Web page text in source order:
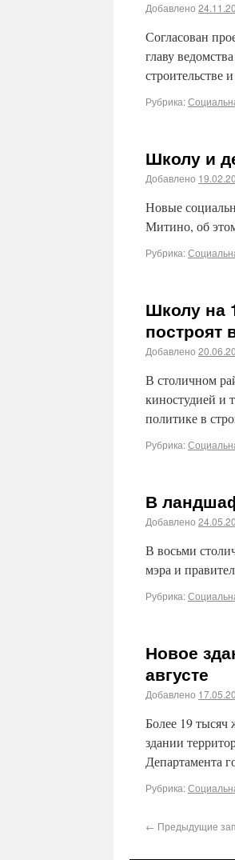
Добавлено
Согласован
главу
строительстве
Рубрика:
Школу и
Добавлено
Новые
Митино, об
Рубрика:
Школу на
построят
Добавлено
В столичном
киностудией и
политике в
Рубрика:
В
Добавлено
В восьми
мэра и
Рубрика:
Новое
августе
Добавлено
Более 19
здании
Департамента
Рубрика:
← Предыдущие